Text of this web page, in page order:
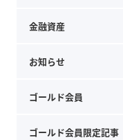
金融資産
お知らせ
ゴールド会員
ゴールド会員限定記事